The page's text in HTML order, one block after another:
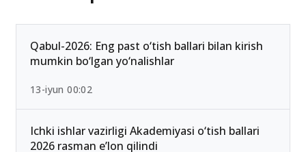
Ommabop
Qabul-2026: Eng past o‘tish ballari bilan kirish
mumkin bo‘lgan yo‘nalishlar
13-iyun 00:02